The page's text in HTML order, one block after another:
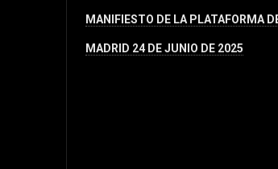
MANIFIESTO DE LA PLATAFORMA
MADRID 24 DE JUNIO DE 2025